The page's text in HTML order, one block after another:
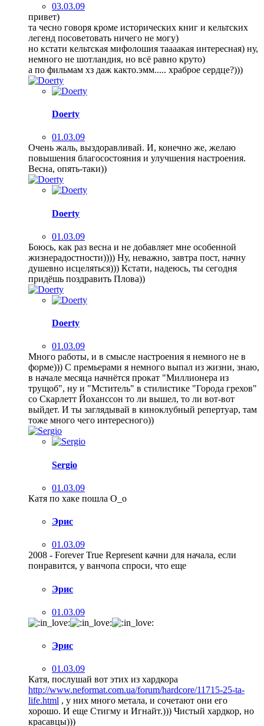
03.03.09
привет)
та чесно говоря кроме исторических книг и кельтских
легенд посоветовать ничего не могу)
но кстати кельтская мифолошия таааакая интересная) ну,
немного не шотландия, но всё равно круто)
а по фильмам хз даж както.эмм..... храброе сердце?)))
Doerty
01.03.09
Очень жаль, выздоравливай. И, конечно же, желаю
повышения благосостояния и улучшения настроения.
Весна, опять-таки))
Doerty
01.03.09
Боюсь, как раз весна и не добавляет мне особенной
жизнерадостности)))) Ну, неважно, завтра пост, начну
душевно исцеляться))) Кстати, надеюсь, ты сегодня
придёшь поздравить Плова))
Doerty
01.03.09
Много работы, и в смысле настроения я немного не в
форме))) С премьерами я немного выпал из жизни, знаю,
в начале месяца начнётся прокат "Миллионера из
трущоб", ну и "Мститель" в стилистике "Города грехов"
со Скарлетт Йоханссон то ли вышел, то ли вот-вот
выйдет. И ты заглядывай в киноклубный репертуар, там
тоже много чего интересного))
Sergio
01.03.09
Катя по хаке пошла О_о
Эрис
01.03.09
2008 - Forever True Represent качни для начала, если
понравится, у ванчопа спроси, что еще
Эрис
01.03.09
Эрис
01.03.09
Катя, послушай вот этих из хардкора
http://www.neformat.com.ua/forum/hardcore/11715-25-ta-
life.html , у них много метала, и сочетают они его
хорошо. И еще Стигму и Игнайт.))) Чистый хардкор, но
красавцы)))